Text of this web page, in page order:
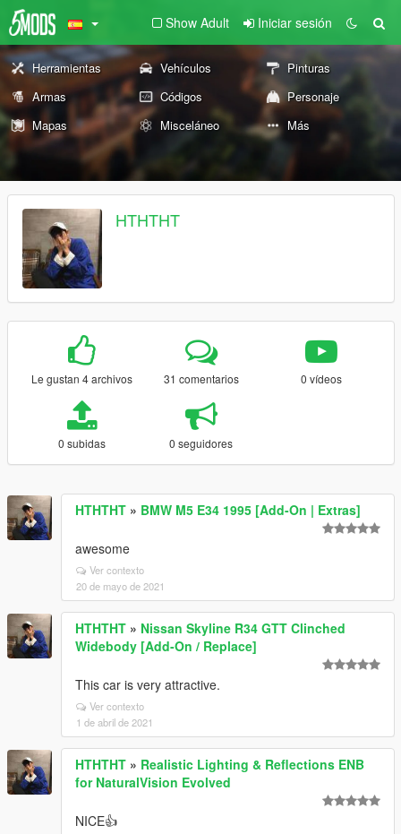
Show Adult Iniciar sesión
Herramientas Vehículos
Pinturas
Armas
Códigos
Personaje
Mapas
Misceláneo Más
HTHTHT
Le gustan 4 archivos 31 comentarios 0 vídeos
0 subidas 0 seguidores
HTHTHT » BMW M5 E34 1995 [Add-On | Extras]
awesome
Ver contexto
20 de mayo de 2021
HTHTHT » Nissan Skyline R34 GTT Clinched
Widebody [Add-On / Replace]
This car is very attractive.
Ver contexto
1 de abril de 2021
HTHTHT » Realistic Lighting & Reflections ENB
for NaturalVision Evolved
NICE👍